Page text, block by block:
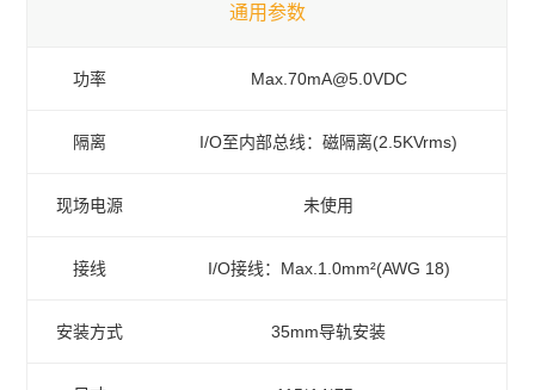
通用参数
功率 Max.70mA@5.0VDC
隔离 I/O至内部总线：磁隔离(2.5KVrms)
现场电源 未使用
接线 I/O接线：Max.1.0mm²(AWG 18)
安装方式 35mm导轨安装